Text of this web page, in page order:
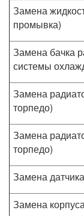
Замена
промывка)
Замена бачка
системы
Замена
торпедо)
Замена
торпедо)
Замена
Замена